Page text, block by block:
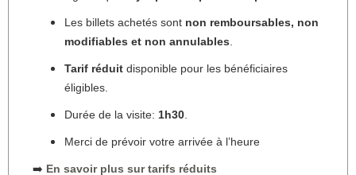
Les billets achetés sont non remboursables, non
modifiables et non annulables
Tarif réduit disponible pour les bénéficiaires
éligibles.
Durée de la visite: 1h30
Merci de prévoir votre arrivée à l’heure
➡️ En savoir plus sur tarifs réduits